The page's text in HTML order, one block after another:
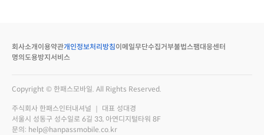
회사소개 이용약관개인정보처리방침이메일무단수집거부불법스팸대응센터
명의도용방지서비스
Copyright © 한패스모바일. All Rights Reserved.
주식회사 한패스인터내셔널 ｜ 대표 성대경
서울시 성동구 성수일로 6길 33, 아연디지털타워 8F
문의: help@hanpassmobile.co.kr